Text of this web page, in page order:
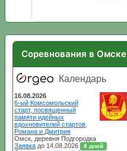
Соревнования в Омске